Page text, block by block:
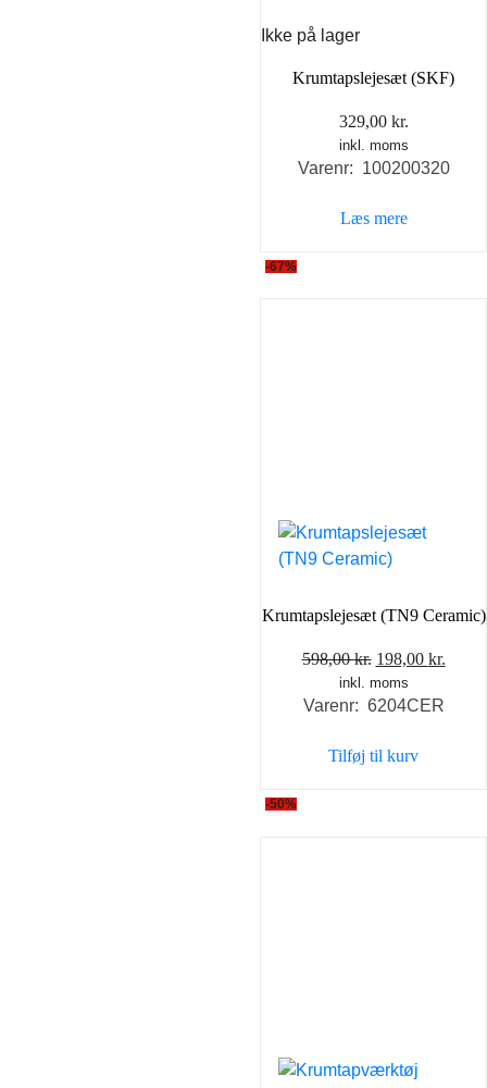
Ikke på lager
Krumtapslejesæt (SKF)
329,00 kr.
inkl. moms
Varenr: 100200320
Læs mere
-67%
Krumtapslejesæt (TN9 Ceramic)
598,00kr. Den
oprindelige
pris
598,00 kr..
198,00 kr.
inkl. moms
Varenr: 6204CER
Tilføj til kurv
-50%